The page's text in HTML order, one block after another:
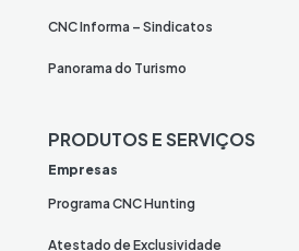
CNC Informa – Sindicatos
Panorama do Turismo
PRODUTOS E SERVIÇOS
Empresas
Programa CNC Hunting
Atestado de Exclusividade